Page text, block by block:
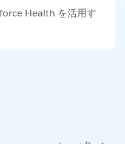
Health を活用す